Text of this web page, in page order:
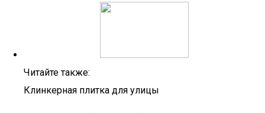
Читайте также:
Клинкерная плитка для улицы